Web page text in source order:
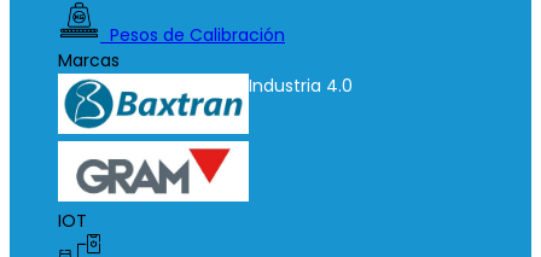
Pesos de Calibración
Marcas
Industria 4.0
IOT